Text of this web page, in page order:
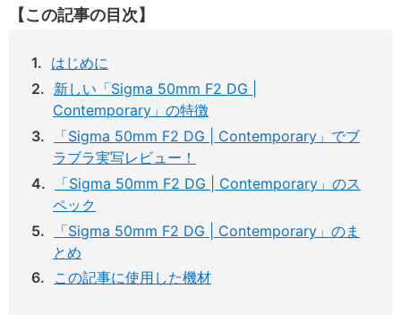
【この記事の目次】
はじめに
新しい「Sigma 50mm F2 DG |
Contemporary」の特徴
「Sigma 50mm F2 DG | Contemporary」でブ
ラブラ実写レビュー！
「Sigma 50mm F2 DG | Contemporary」のス
ペック
「Sigma 50mm F2 DG | Contemporary」のま
とめ
この記事に使用した機材